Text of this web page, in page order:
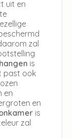
uit en
zal
is
past ook
en
en
is
zal